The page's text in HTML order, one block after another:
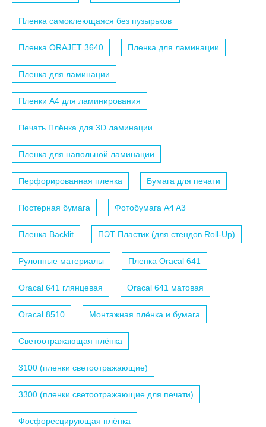
Пленка самоклеющаяся без пузырьков
Пленка ORAJET 3640 Пленка для ламинации
Пленка для ламинации
Пленки A4 для ламинирования
Печать Плёнка для 3D ламинации
Пленка для напольной ламинации
Перфорированная пленка Бумага для печати
Постерная бумага Фотобумага A4 A3
Пленка Backlit ПЭТ Пластик (для стендов Roll-Up)
Рулонные материалы Пленка Oracal 641
Oracal 641 глянцевая Oracal 641 матовая
Oracal 8510 Монтажная плёнка и бумага
Светоотражающая плёнка
3100 (пленки светоотражающие)
3300 (пленки светоотражающие для печати)
Фосфоресцирующая плёнка